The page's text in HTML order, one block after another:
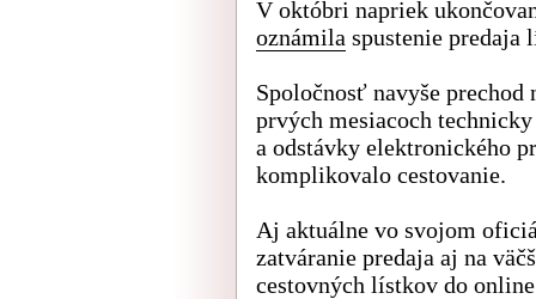
V októbri napriek
oznámila spustenie predaja
Spoločnosť navyše
prvých mesiacoch
a odstávky elektronického
komplikovalo cestovanie.
Aj aktuálne vo svojom
zatváranie predaja aj na
cestovných lístkov do